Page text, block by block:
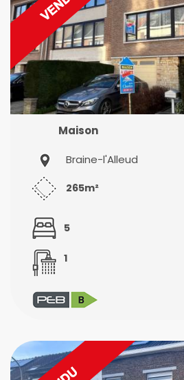
Maison
Braine-l'Alleud
265m²
5
1